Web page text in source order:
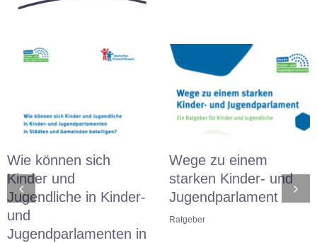
Wie können sich
Kinder und
Jugendliche in Kinder-
und
Jugendparlamenten in
Wege zu einem
starken Kinder- und
Jugendparlament
Ratgeber